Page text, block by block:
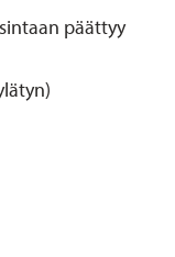
päättyy